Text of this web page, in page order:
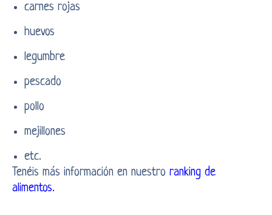
carnes rojas
huevos
legumbre
pescado
pollo
mejillones
etc.
Tenéis más información en nuestro ranking de
alimentos.